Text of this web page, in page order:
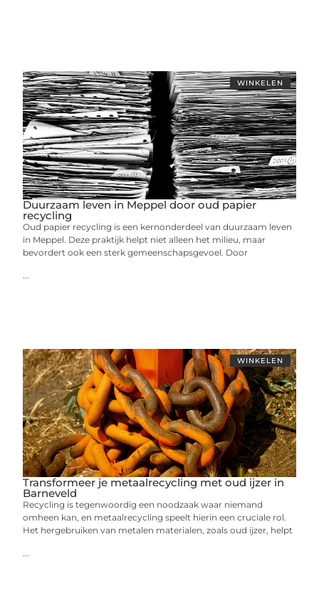
WINKELEN
Duurzaam leven in Meppel door oud papier
recycling
Oud papier recycling is een kernonderdeel van duurzaam leven
in Meppel. Deze praktijk helpt niet alleen het milieu, maar
bevordert ook een sterk gemeenschapsgevoel. Door
WINKELEN
Transformeer je metaalrecycling met oud ijzer in
Barneveld
Recycling is tegenwoordig een noodzaak waar niemand
omheen kan, en metaalrecycling speelt hierin een cruciale rol.
Het hergebruiken van metalen materialen, zoals oud ijzer, helpt